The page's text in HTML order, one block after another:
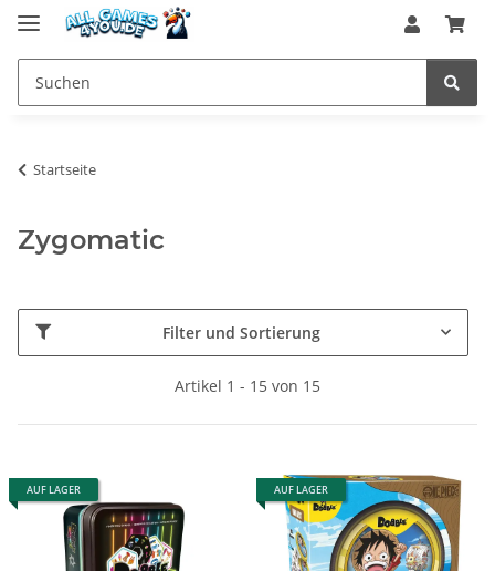
Startseite
Zygomatic
Filter und Sortierung
Artikel 1 - 15 von 15
AUF LAGER AUF LAGER